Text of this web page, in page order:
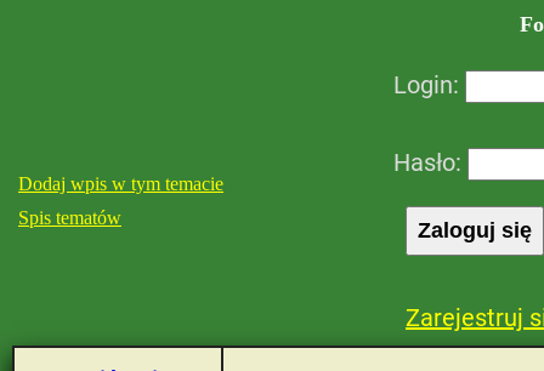
Dodaj wpis w tym temacie
Spis tematów
Login:
Hasło:
Zarejestruj